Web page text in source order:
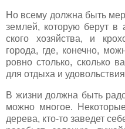
Но всему должна быть
землей, ко­торую берут
ского хозяйства, и
города, где, конечно,
ровно столько, сколь­ко
для отдыха и
В жизни должна быть
можно многое.
дерева, кто-то заведет